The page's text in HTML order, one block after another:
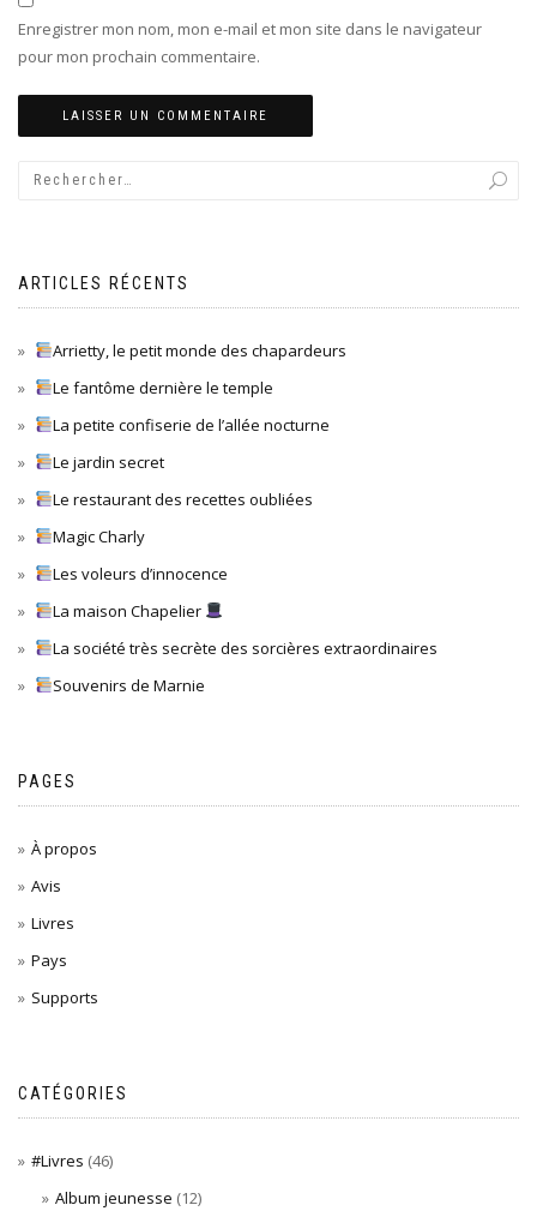
Enregistrer mon nom, mon e-mail et mon site dans le navigateur
pour mon prochain commentaire.
ARTICLES RÉCENTS
Arrietty, le petit monde des chapardeurs
Le fantôme dernière le temple
La petite confiserie de l’allée nocturne
Le jardin secret
Le restaurant des recettes oubliées
Magic Charly
Les voleurs d’innocence
La maison Chapelier
La société très secrète des sorcières extraordinaires
Souvenirs de Marnie
PAGES
À propos
Avis
Livres
Pays
Supports
CATÉGORIES
#Livres (46)
Album jeunesse (12)